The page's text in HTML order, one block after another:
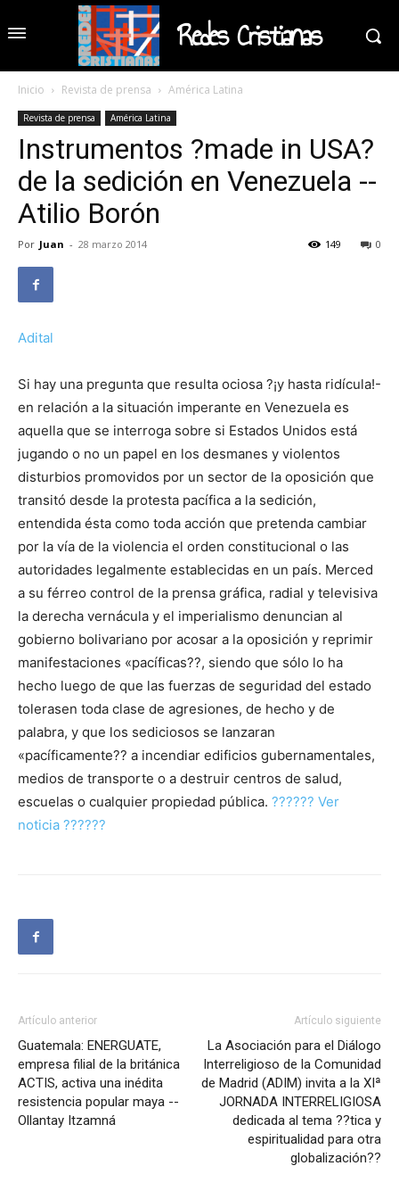
Redes Cristianas
Inicio Revista de prensa América Latina
Revista de prensa América Latina
Instrumentos ?made in USA?
de la sedición en Venezuela --
Atilio Borón
Por Juan - 28 marzo 2014 0
149
Adital
Si hay una pregunta que resulta ociosa ?¡y hasta ridícula!-
en relación a la situación imperante en Venezuela es
aquella que se interroga sobre si Estados Unidos está
jugando o no un papel en los desmanes y violentos
disturbios promovidos por un sector de la oposición que
transitó desde la protesta pacífica a la sedición,
entendida ésta como toda acción que pretenda cambiar
por la vía de la violencia el orden constitucional o las
autoridades legalmente establecidas en un país. Merced
a su férreo control de la prensa gráfica, radial y televisiva
la derecha vernácula y el imperialismo denuncian al
gobierno bolivariano por acosar a la oposición y reprimir
manifestaciones «pacíficas??, siendo que sólo lo ha
hecho luego de que las fuerzas de seguridad del estado
tolerasen toda clase de agresiones, de hecho y de
palabra, y que los sediciosos se lanzaran
«pacíficamente?? a incendiar edificios gubernamentales,
medios de transporte o a destruir centros de salud,
escuelas o cualquier propiedad pública. ?????? Ver
noticia ??????
Artículo anterior
Guatemala: ENERGUATE,
empresa filial de la británica
ACTIS, activa una inédita
resistencia popular maya --
Ollantay Itzamná
Artículo siguiente
La Asociación para el Diálogo
Interreligioso de la Comunidad
de Madrid (ADIM) invita a la XIª
JORNADA INTERRELIGIOSA
dedicada al tema ??tica y
espiritualidad para otra
globalización??